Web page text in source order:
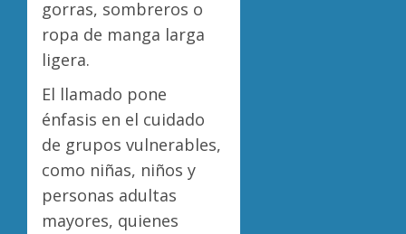
gorras, sombreros o
ropa de manga larga
ligera.
El llamado pone
énfasis en el cuidado
de grupos vulnerables,
como niñas, niños y
personas adultas
mayores, quienes